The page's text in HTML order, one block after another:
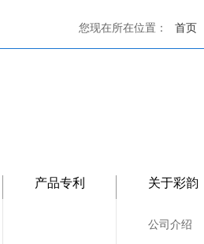
您现在所在位置： 首页
产品专利 关于彩韵
公司介绍